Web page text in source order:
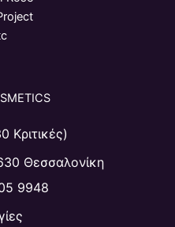
Κριτικές)
Θεσσαλονίκη
9948